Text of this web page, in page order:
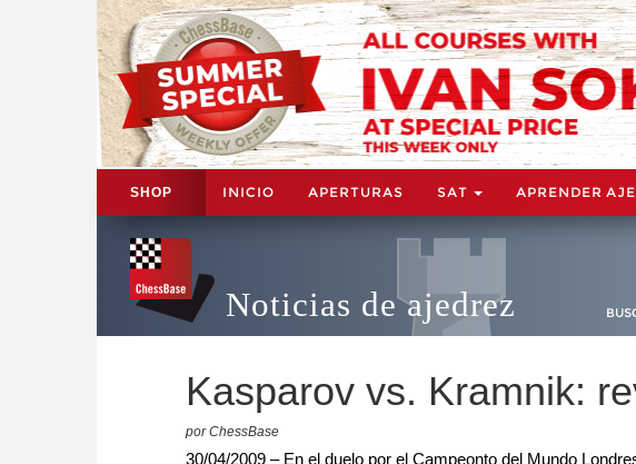
SHOP INICIO APERTURAS SAT APRENDER
Noticias de ajedrez
Kasparov vs. Kramnik:
por ChessBase
30/04/2009 – En el duelo por el Campeonto del Mundo